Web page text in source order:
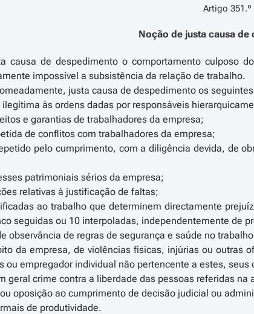
Artigo 351.º
Noção de justa causa de
causa de despedimento o comportamento culposo
impossível a subsistência da relação de trabalho.
justa causa de despedimento os
às ordens dadas por responsáveis
e garantias de trabalhadores da empresa;
de conflitos com trabalhadores da empresa;
pelo cumprimento, com a diligência devida, de
patrimoniais sérios da empresa;
relativas à justificação de faltas;
ao trabalho que determinem directamente
seguidas ou 10 interpoladas, independentemente de
observância de regras de segurança e saúde no
da empresa, de violências físicas, injúrias ou outras
ou empregador individual não pertencente a estes,
geral crime contra a liberdade das pessoas referidas na
oposição ao cumprimento de decisão judicial ou
de produtividade.